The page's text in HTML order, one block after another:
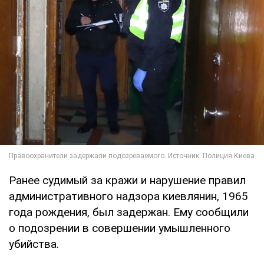
Ранее судимый за кражи и нарушение правил
административного надзора киевлянин, 1965
года рождения, был задержан. Ему сообщили
о подозрении в совершении умышленного
убийства.